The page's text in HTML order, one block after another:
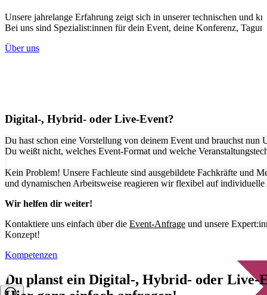
Unsere jahrelange Erfahrung zeigt sich in unserer technischen und
Bei uns sind Spezialist:innen für dein Event, deine Konferenz,
Über uns
Digital-, Hybrid- oder Live-Event?
Du hast schon eine Vorstellung von deinem Event und brauchst
Du weißt nicht, welches Event-Format und welche
Kein Problem! Unsere Fachleute sind ausgebildete Fachkräfte und
und dynamischen Arbeitsweise reagieren wir flexibel auf
Wir helfen dir weiter!
Kontaktiere uns einfach über die Event-Anfrage und unsere
Konzept!
Kompetenzen
Du planst ein Digital-, Hybrid- oder Live-